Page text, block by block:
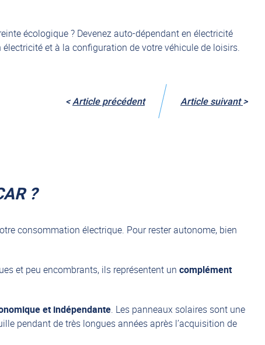
écologique ? Devenez auto-dépendant en électricité
et à la configuration de votre véhicule de loisirs.
<Article précédent Article suivant>
?
consommation électrique. Pour rester autonome, bien
et peu encombrants, ils représentent un complément
et indépendante. Les panneaux solaires sont une
pendant de très longues années après l’acquisition de